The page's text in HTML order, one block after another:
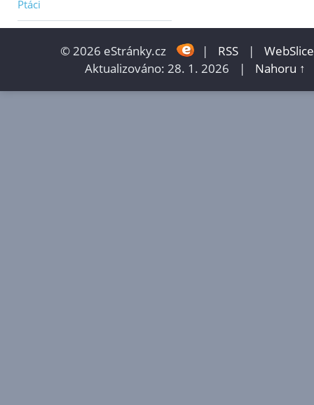
Ptáci
© 2026 eStránky.cz | RSS |
WebSlice
Aktualizováno: 28. 1. 2026
| Nahoru ↑